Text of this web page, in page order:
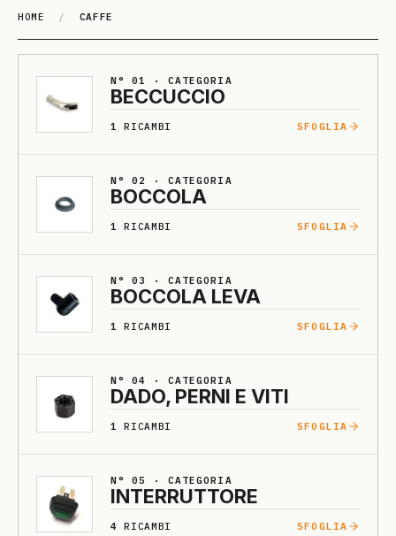
HOME / CAFFE
CAFFE
N° 01 · CATEGORIA
BECCUCCIO
1 RICAMBI SFOGLIA
N° 02 · CATEGORIA
BOCCO­LA
1 RICAMBI SFOGLIA
N° 03 · CATEGORIA
BOCCO­LA LE­VA
1 RICAMBI SFOGLIA
N° 04 · CATEGORIA
DA­DO, PERNI E VI­TI
1 RICAMBI SFOGLIA
N° 05 · CATEGORIA
INTERRUTTO­RE
4 RICAMBI SFOGLIA